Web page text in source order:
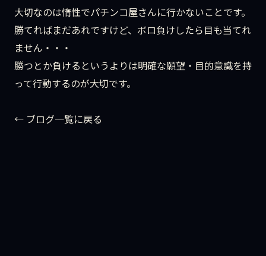
大切なのは惰性でパチンコ屋さんに行かないことです。
勝てればまだあれですけど、ボロ負けしたら目も当てれ
ません・・・
勝つとか負けるというよりは明確な願望・目的意識を持
って行動するのが大切です。
← ブログ一覧に戻る